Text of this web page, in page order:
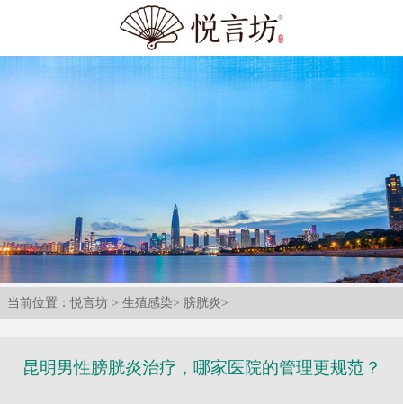
当前位置：悦言坊 > 生殖感染> 膀胱炎>
昆明男性膀胱炎治疗，哪家医院的管理更规范？